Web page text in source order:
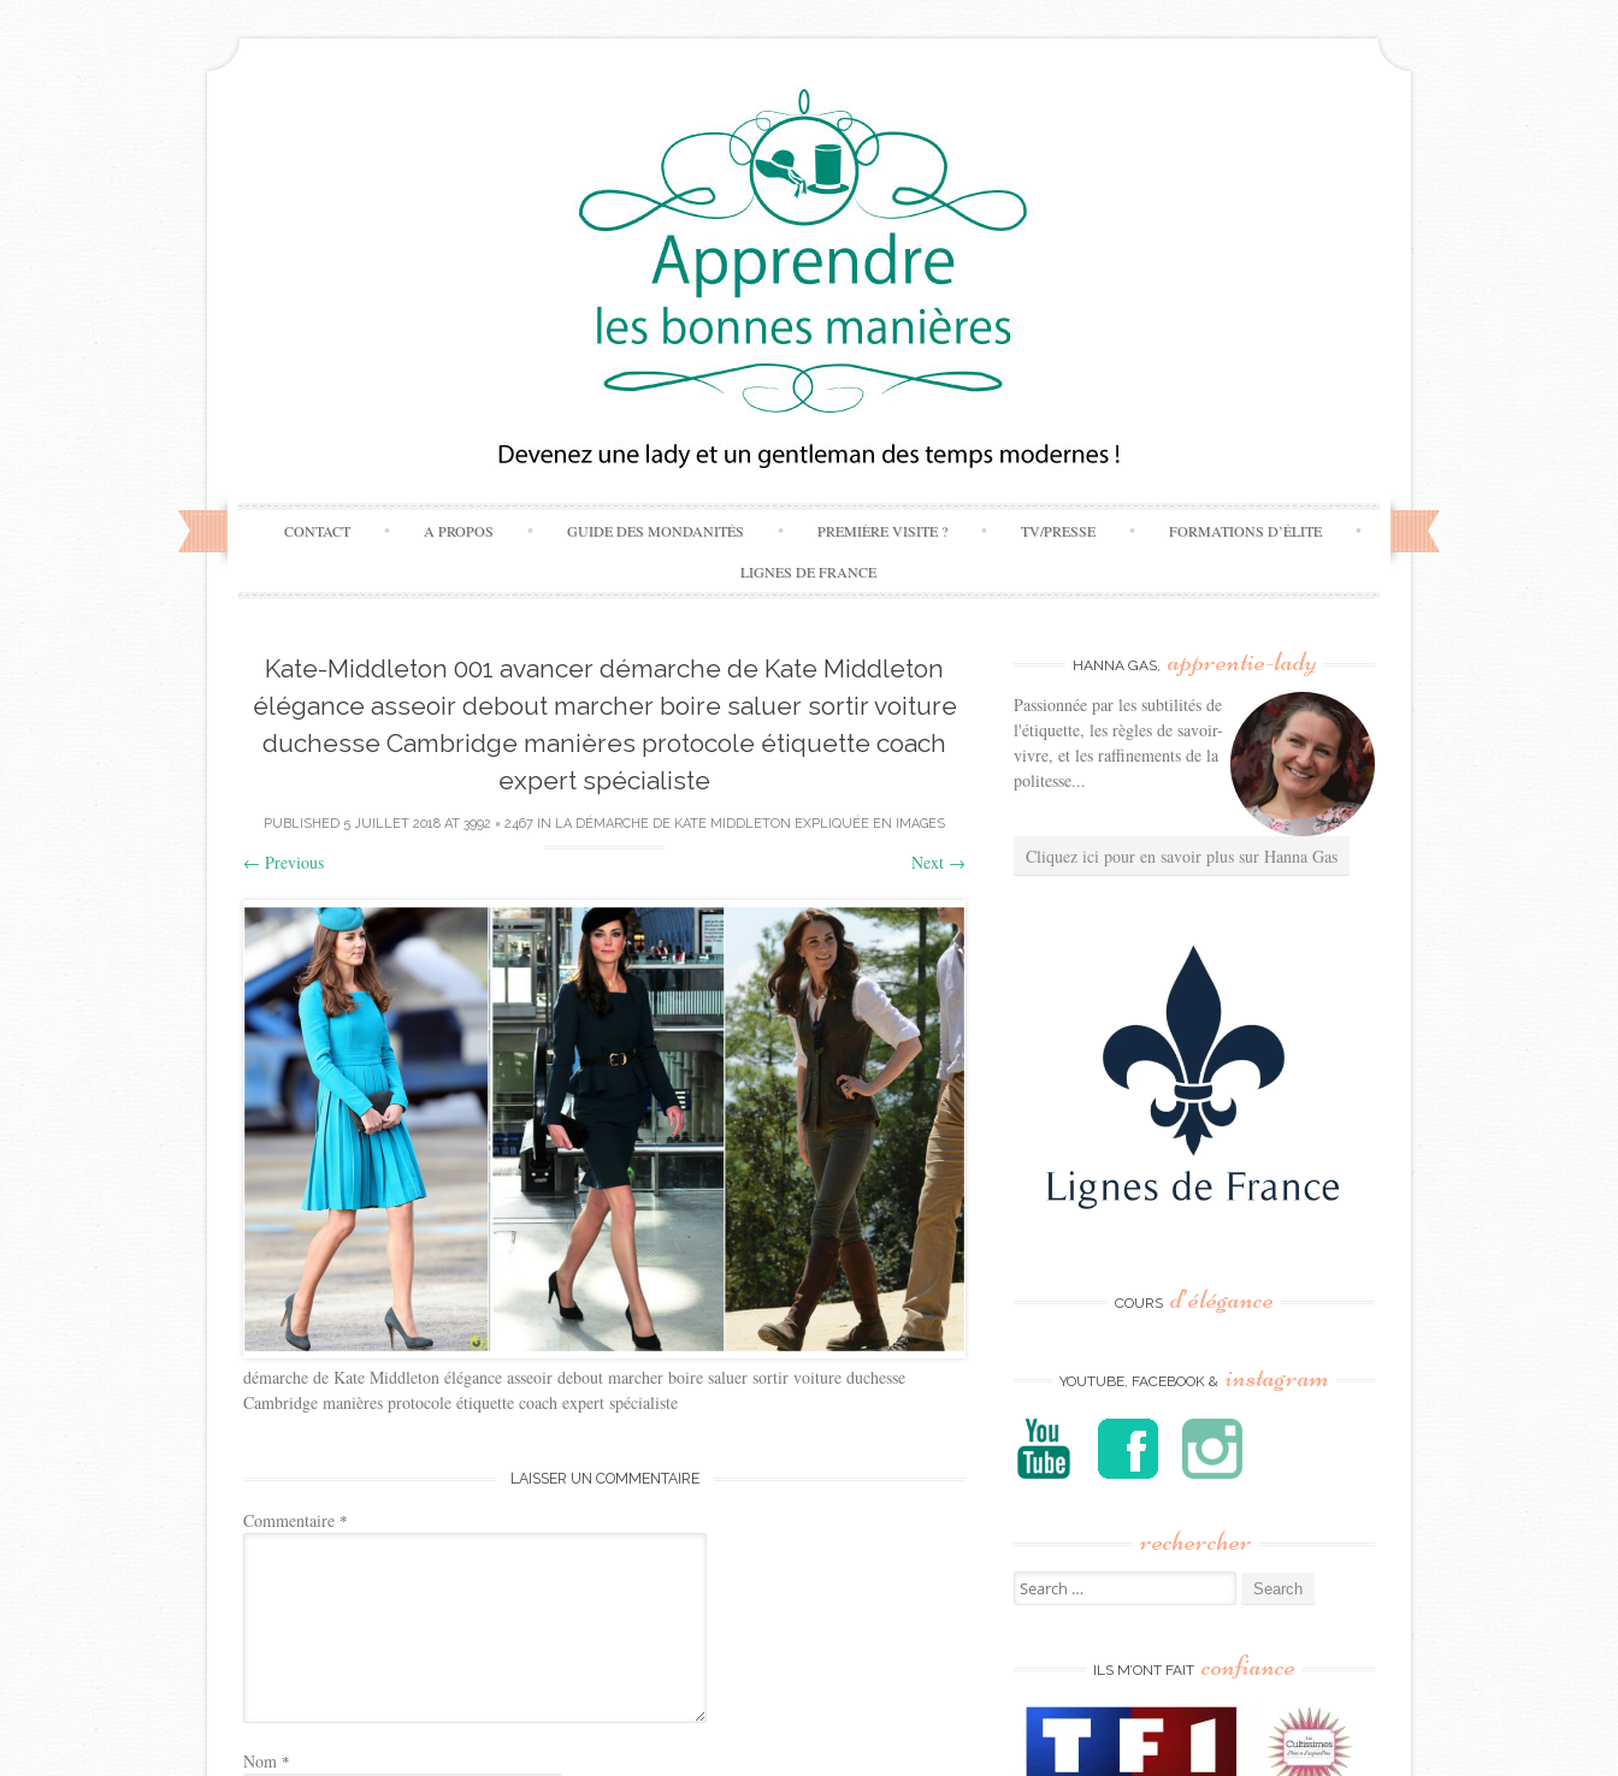
Skip
to
content
CONTACT A PROPOS GUIDE DES MONDANITÉS PREMIÈRE VISITE ? TV/PRESSE FORMATIONS D’ÉLITE
LIGNES DE FRANCE
Kate-Middleton 001 avancer démarche de Kate Middleton
élégance asseoir debout marcher boire saluer sortir voiture
duchesse Cambridge manières protocole étiquette coach
expert spécialiste
PUBLISHED 5 JUILLET 2018 AT 3992 × 2467 IN LA DÉMARCHE DE KATE MIDDLETON EXPLIQUÉE EN IMAGES
← Previous Next →
démarche de Kate Middleton élégance asseoir debout marcher boire saluer sortir voiture duchesse
Cambridge manières protocole étiquette coach expert spécialiste
LAISSER UN COMMENTAIRE
Commentaire *
Nom *
HANNA GAS, apprentie-lady
Passionnée par les subtilités de
l'étiquette, les règles de savoir-
vivre, et les raffinements de la
politesse...
Cliquez ici pour en savoir plus sur Hanna Gas
COURS d’élégance
YOUTUBE, FACEBOOK & instagram
rechercher
Search
for:
ILS M’ONT FAIT confiance